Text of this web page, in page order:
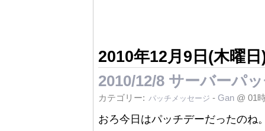
2010年12月9日(木曜日
2010/12/8 サーバーパ
カテゴリー: パッチメッセージ - Gan @ 01
おろ今日はパッチデーだったのね